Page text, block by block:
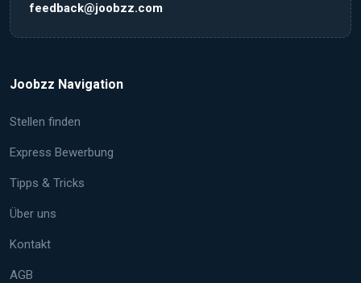
feedback@joobzz.com
Joobzz Navigation
Stellen finden
Express Bewerbung
Tipps & Tricks
Über uns
Kontakt
AGB